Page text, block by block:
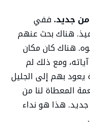
من جديد.ففي
هناك بحث عنهم
هناك كان مكان
ومع ذلك لم
يعود بهم إلى الجليل
المعطاة لنا من
هذا هو نداء
.